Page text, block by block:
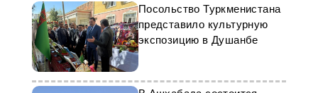
Посольство Туркменистана
представило культурную
экспозицию в Душанбе